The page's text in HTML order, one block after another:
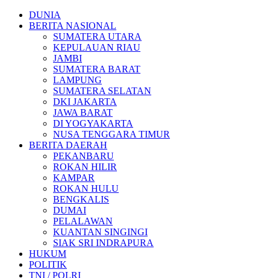
DUNIA
BERITA NASIONAL
SUMATERA UTARA
KEPULAUAN RIAU
JAMBI
SUMATERA BARAT
LAMPUNG
SUMATERA SELATAN
DKI JAKARTA
JAWA BARAT
DI YOGYAKARTA
NUSA TENGGARA TIMUR
BERITA DAERAH
PEKANBARU
ROKAN HILIR
KAMPAR
ROKAN HULU
BENGKALIS
DUMAI
PELALAWAN
KUANTAN SINGINGI
SIAK SRI INDRAPURA
HUKUM
POLITIK
TNI / POLRI